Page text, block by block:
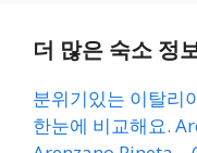
더 많은 숙소 정
분위기있는 이탈리
한눈에 비교해요.